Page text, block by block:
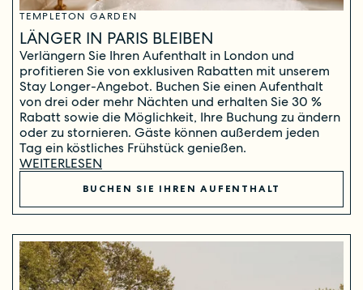
TEMPLETON GARDEN
LÄNGER IN PARIS BLEIBEN
Verlängern Sie Ihren Aufenthalt in London und
profitieren Sie von exklusiven Rabatten mit unserem
Stay Longer-Angebot. Buchen Sie einen Aufenthalt
von drei oder mehr Nächten und erhalten Sie 30 %
Rabatt sowie die Möglichkeit, Ihre Buchung zu ändern
oder zu stornieren. Gäste können außerdem jeden
Tag ein köstliches Frühstück genießen.
WEITERLESEN
BUCHEN SIE IHREN AUFENTHALT